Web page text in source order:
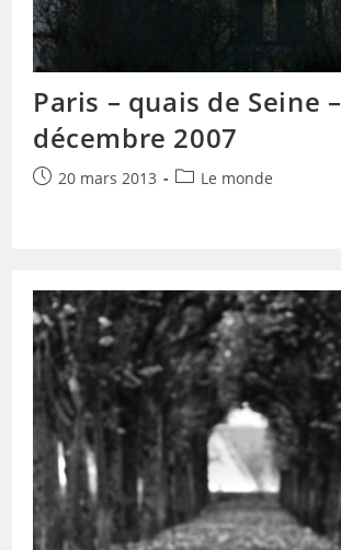
Paris – quais de Seine –
décembre 2007
Publication
20 mars 2013
PostLe monde